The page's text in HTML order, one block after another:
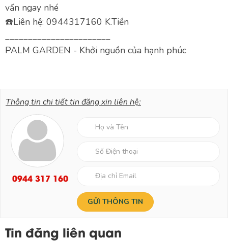
vấn ngay nhé
☎️Liên hệ: 0944317160 K.Tiền
_______________________
PALM GARDEN - Khởi nguồn của hạnh phúc
Thông tin chi tiết tin đăng xin liên hệ:
0944 317 160
Tin đăng liên quan